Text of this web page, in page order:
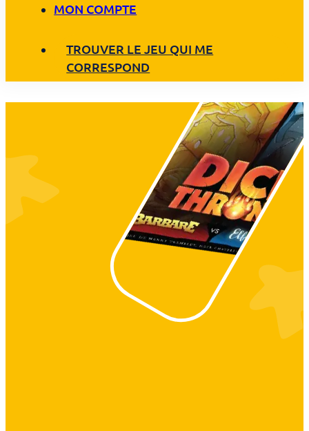
MON COMPTE
TROUVER LE JEU QUI ME
CORRESPOND